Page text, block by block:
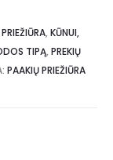
, KŪNUI,
TIPĄ, PREKIŲ
PAAKIŲ PRIEŽIŪRA